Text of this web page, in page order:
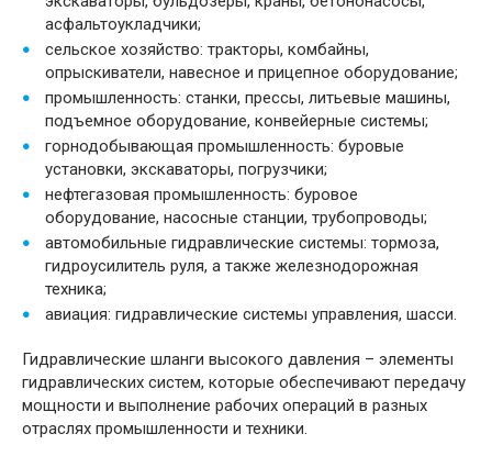
асфальтоукладчики;
сельское хозяйство: тракторы, комбайны,
опрыскиватели, навесное и прицепное оборудование;
промышленность: станки, прессы, литьевые машины,
подъемное оборудование, конвейерные системы;
горнодобывающая промышленность: буровые
установки, экскаваторы, погрузчики;
нефтегазовая промышленность: буровое
оборудование, насосные станции, трубопроводы;
автомобильные гидравлические системы: тормоза,
гидроусилитель руля, а также железнодорожная
техника;
авиация: гидравлические системы управления, шасси.
Гидравлические шланги высокого давления – элементы
гидравлических систем, которые обеспечивают передачу
мощности и выполнение рабочих операций в разных
отраслях промышленности и техники.